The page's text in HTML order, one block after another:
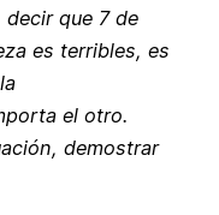
que 7 de
es terribles, es
el otro.
demostrar